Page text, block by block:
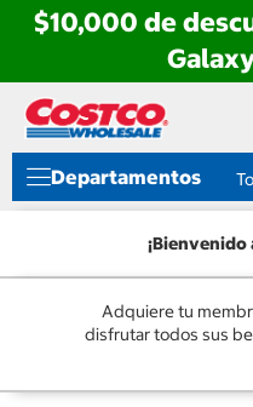
$10,000 de
directo
contenido
directo
menú
navegación
Departamentos
¡Bienvenido
Adquiere tu
disfrutar todos sus